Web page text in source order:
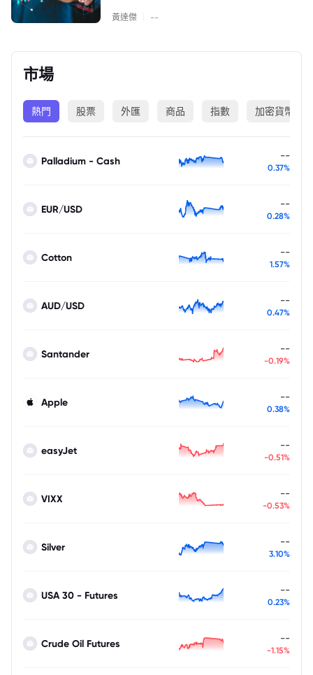
黃達傑 --
市場
熱門 股票 外匯 商品 指數 加密貨幣
Palladium - Cash --
0.37%
EUR/USD --
0.28%
Cotton --
1.57%
AUD/USD --
0.47%
Santander --
-0.19%
Apple --
0.38%
easyJet --
-0.51%
VIXX --
-0.53%
Silver --
3.10%
USA 30 - Futures --
0.23%
Crude Oil Futures --
-1.15%